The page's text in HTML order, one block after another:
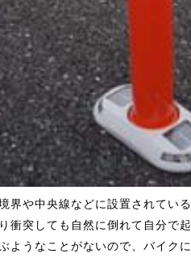
界や中央線などに設置されてい
衝突しても自然に倒れて自分で
ようなことがないので、バイク